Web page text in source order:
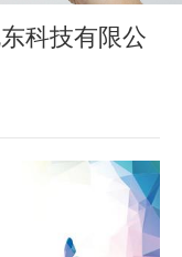
科技有限公